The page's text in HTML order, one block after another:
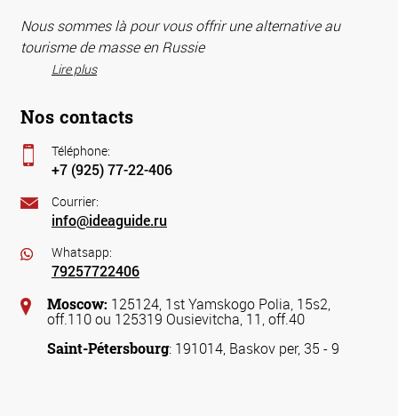
Nous sommes là pour vous offrir une alternative au
tourisme de masse en Russie
Lire plus
Nos contacts
Téléphone:
+7 (925) 77-22-406
Courrier:
info@ideaguide.ru
Whatsapp:
79257722406
Moscow: 125124, 1st Yamskogo Polia, 15s2,
off.110 ou 125319 Ousievitcha, 11, off.40
Saint-Pétersbourg: 191014, Baskov per, 35 - 9